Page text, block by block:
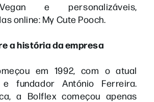
e personalizáveis,
online: My Cute Pooch.
a história da empresa
em 1992, com o atual
e fundador António Ferreira.
a Bolflex começou apenas